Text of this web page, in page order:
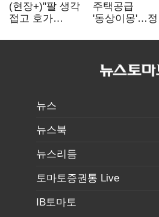
(현장+)"팔 생각
접고 호가
똘똘한 한 채'
주택공급
'동상이몽'…정
없으면 '공수
뉴스
뉴스북
뉴스리듬
토마토증권통 Live
IB토마토